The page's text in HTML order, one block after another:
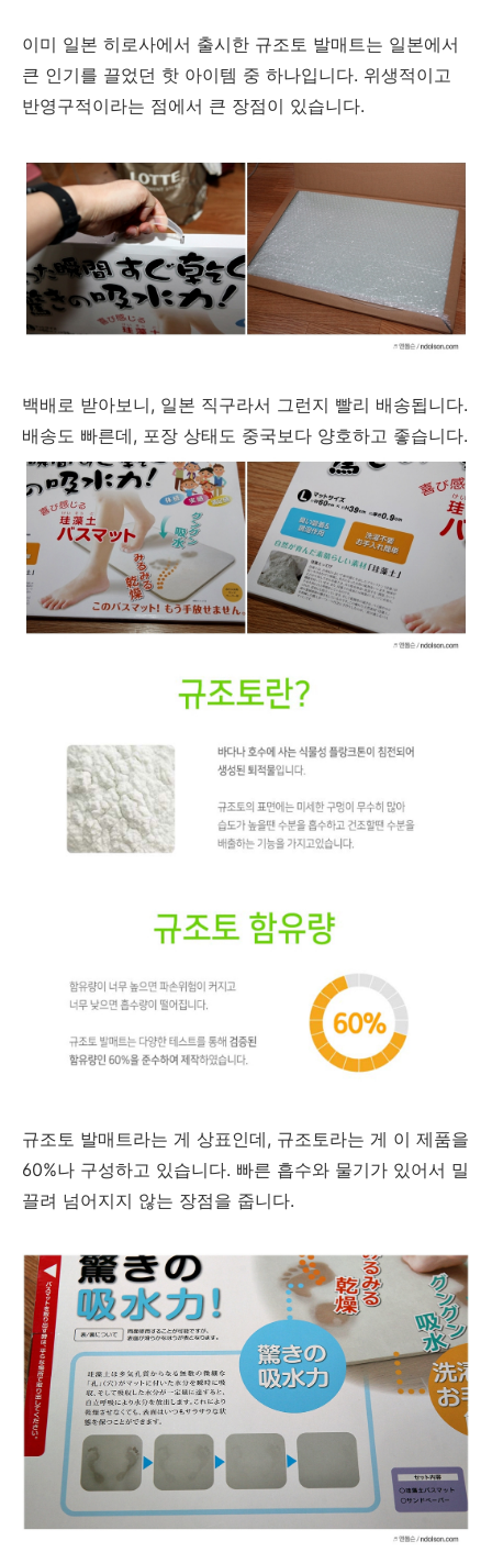
이미 일본 히로사에서 출시한 규조토 발매트는 일본에서
큰 인기를 끌었던 핫 아이템 중 하나입니다. 위생적이고
반영구적이라는 점에서 큰 장점이 있습니다.
백배로 받아보니, 일본 직구라서 그런지 빨리 배송됩니다.
배송도 빠른데, 포장 상태도 중국보다 양호하고 좋습니다.
규조토 발매트라는 게 상표인데, 규조토라는 게 이 제품을
60%나 구성하고 있습니다. 빠른 흡수와 물기가 있어서 밀
끌려 넘어지지 않는 장점을 줍니다.